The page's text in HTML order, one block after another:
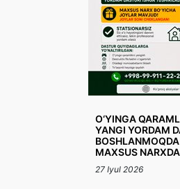
O‘YINGA
YANGI YORDAM
MAXSUS NARXDA
27 Iyul 2026